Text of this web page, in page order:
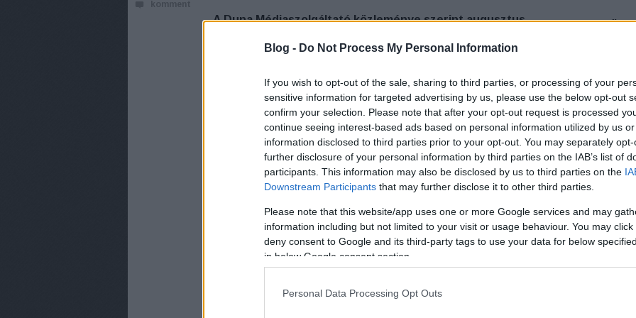
Blog - Do Not Process My Personal Information
If you wish to opt-out of the sale, sharing to third parties, or processing of your
sensitive information for targeted advertising by us, please use the below opt-out
confirm your selection. Please note that after your opt-out request is processed
continue seeing interest-based ads based on personal information utilized by us
information disclosed to third parties prior to your opt-out. You may separately
further disclosure of your personal information by third parties on the IAB’s list of
participants. This information may also be disclosed by us to third parties on the
Downstream Participants that may further disclose it to other third parties.
Please note that this website/app uses one or more Google services and may
information including but not limited to your visit or usage behaviour. You may
deny consent to Google and its third-party tags to use your data for below
in below Google consent section.
Personal Data Processing Opt Outs
komment
A Duna Médiaszolgáltató közleménye szerint augusztus
A
a
arca
Híradó
Mit
őszén?